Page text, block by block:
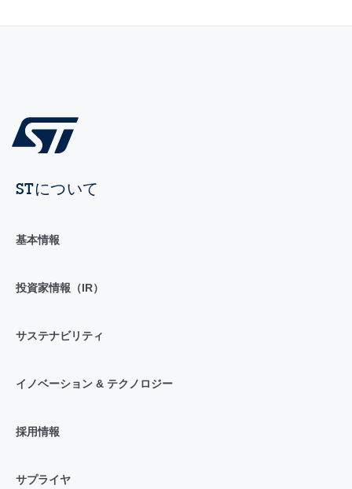
STについて
基本情報
投資家情報（IR）
サステナビリティ
イノベーション & テクノロジー
採用情報
サプライヤ